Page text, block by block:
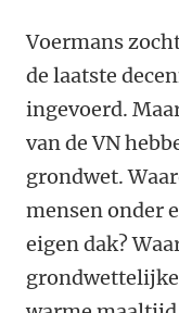
Voermans
de laatste
ingevoerd.
van de VN
grondwet.
mensen onder
eigen dak?